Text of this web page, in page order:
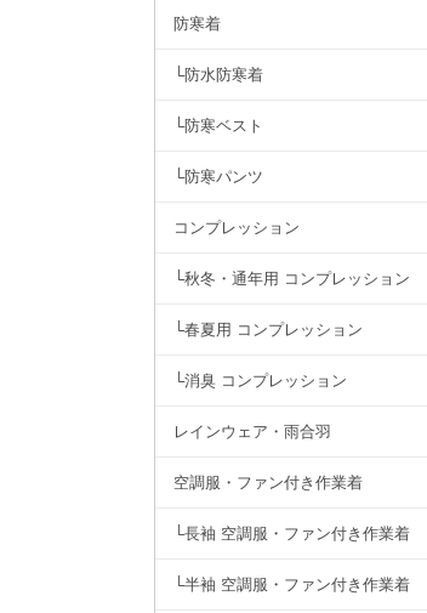
防寒着
└防水防寒着
└防寒ベスト
└防寒パンツ
コンプレッション
└秋冬・通年用 コンプレッション
└春夏用 コンプレッション
└消臭 コンプレッション
レインウェア・雨合羽
空調服・ファン付き作業着
└長袖 空調服・ファン付き作業着
└半袖 空調服・ファン付き作業着